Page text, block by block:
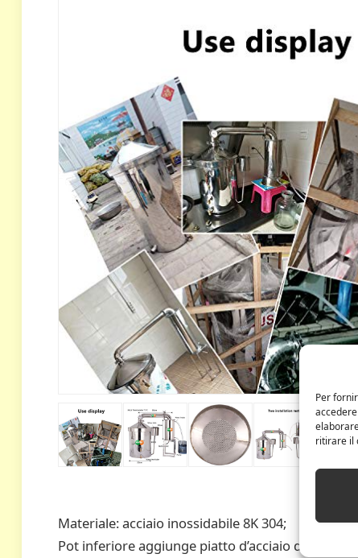
Per
ritirare il
Materiale: acciaio inossidabile 8K 304;
Pot inferiore aggiunge piatto d’acciaio da 2,5